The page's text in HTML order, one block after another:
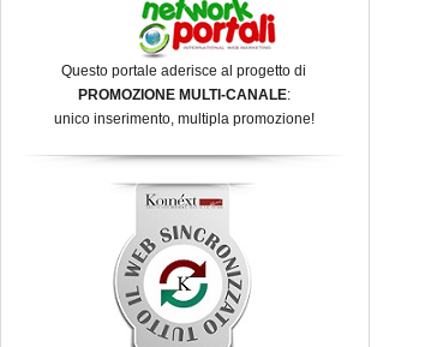
Questo portale aderisce al progetto di
PROMOZIONE MULTI-CANALE:
unico inserimento, multipla promozione!